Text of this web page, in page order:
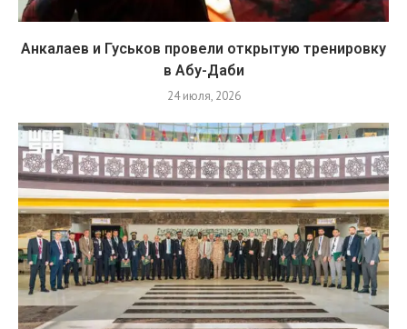
Анкалаев и Гуськов провели открытую тренировку
в Абу-Даби
24 июля, 2026